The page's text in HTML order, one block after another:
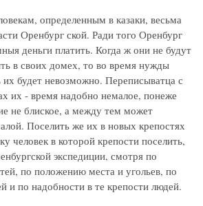
определенным в казаки, весьма
Оренбург ской. Ради того Оренбург
деньги платить. Когда ж они не будут
в своих домех, то во время нужды
будет невозможно. Переписыватца с
их - время надобно немалое, понеже
не блиское, а между тем может
Поселить же их в новых крепостях
человек в которой крепости поселить,
экспедиции, смотря по
по положению места и угольев, по
и по надобности в те крепости людей.